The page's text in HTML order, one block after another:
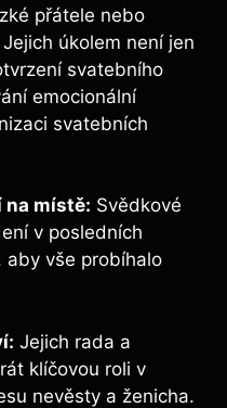
přátele nebo
úkolem není jen
svatebního
emocionální
svatebních
na místě: Svědkové
v posledních
aby vše probíhalo
Jejich rada a
klíčovou roli v
nevěsty a ženicha.